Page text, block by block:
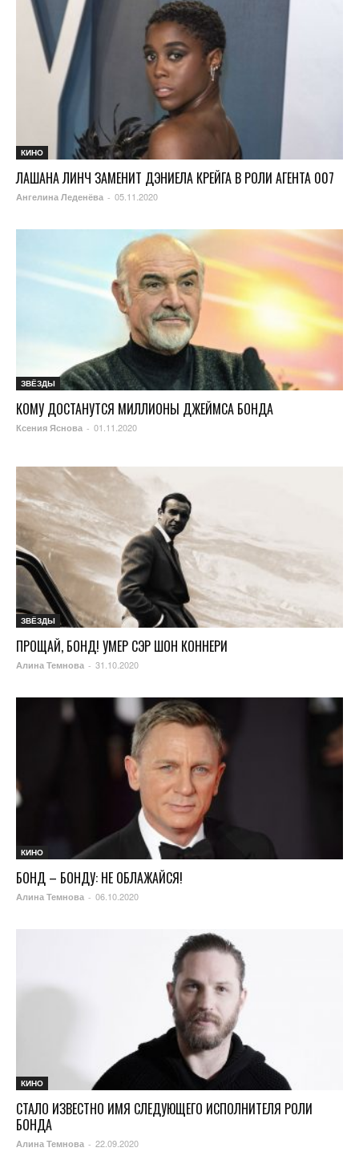
КИНО
ЛАШАНА ЛИНЧ ЗАМЕНИТ ДЭНИЕЛА КРЕЙГА В РОЛИ АГЕНТА 007
Ангелина Леденёва - 05.11.2020
ЗВЁЗДЫ
КОМУ ДОСТАНУТСЯ МИЛЛИОНЫ ДЖЕЙМСА БОНДА
Ксения Яснова - 01.11.2020
ЗВЁЗДЫ
ПРОЩАЙ, БОНД! УМЕР СЭР ШОН КОННЕРИ
Алина Темнова - 31.10.2020
КИНО
БОНД – БОНДУ: НЕ ОБЛАЖАЙСЯ!
Алина Темнова - 06.10.2020
КИНО
СТАЛО ИЗВЕСТНО ИМЯ СЛЕДУЮЩЕГО ИСПОЛНИТЕЛЯ РОЛИ
БОНДА
Алина Темнова - 22.09.2020